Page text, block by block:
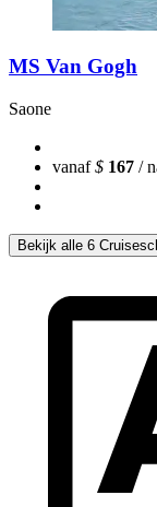
MS Van Gogh
Saone
vanaf$ 167 /
Bekijk alle 6